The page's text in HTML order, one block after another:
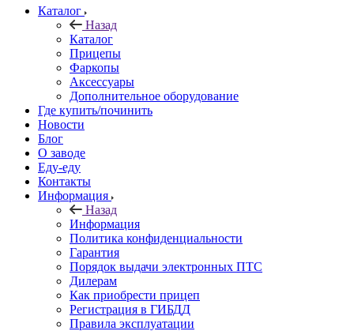
Каталог
Назад
Каталог
Прицепы
Фаркопы
Аксессуары
Дополнительное оборудование
Где купить/починить
Новости
Блог
О заводе
Еду-еду
Контакты
Информация
Назад
Информация
Политика конфиденциальности
Гарантия
Порядок выдачи электронных ПТС
Дилерам
Как приобрести прицеп
Регистрация в ГИБДД
Правила эксплуатации